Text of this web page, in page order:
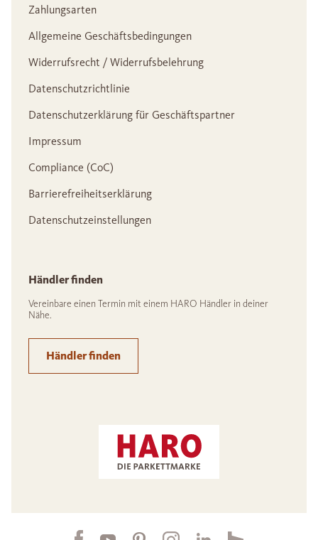
Zahlungsarten
Allgemeine Geschäftsbedingungen
Widerrufsrecht / Widerrufsbelehrung
Datenschutzrichtlinie
Datenschutzerklärung für Geschäftspartner
Impressum
Compliance (CoC)
Barrierefreiheitserklärung
Datenschutzeinstellungen
Händler finden
Vereinbare einen Termin mit einem HARO Händler in deiner
Nähe.
Händler finden